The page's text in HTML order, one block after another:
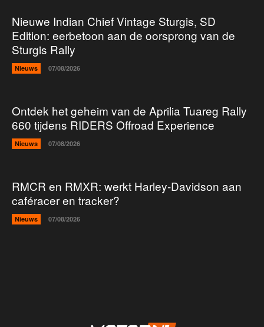
Nieuwe Indian Chief Vintage Sturgis, SD
Edition: eerbetoon aan de oorsprong van de
Sturgis Rally
Nieuws 07/08/2026
Ontdek het geheim van de Aprilia Tuareg Rally
660 tijdens RIDERS Offroad Experience
Nieuws 07/08/2026
RMCR en RMXR: werkt Harley-Davidson aan
caféracer en tracker?
Nieuws 07/08/2026